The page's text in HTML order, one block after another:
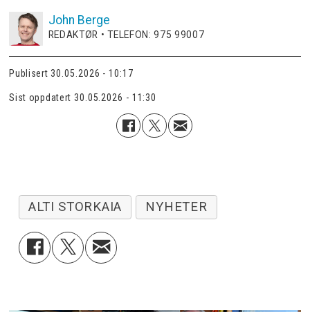
John Berge
REDAKTØR • TELEFON: 975 99007
Publisert 30.05.2026 - 10:17
Sist oppdatert 30.05.2026 - 11:30
ALTI STORKAIA NYHETER